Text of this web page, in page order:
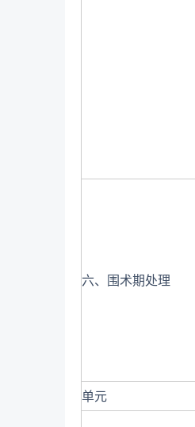
六、围术期处理
单元